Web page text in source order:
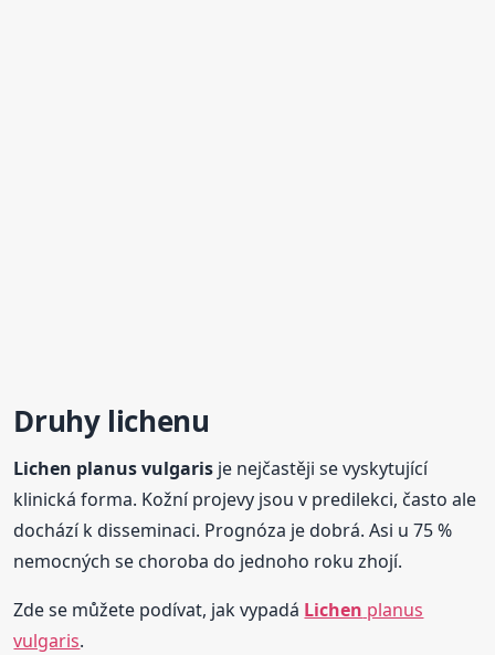
Druhy lichenu
Lichen planus vulgaris je nejčastěji se vyskytující
klinická forma. Kožní projevy jsou v predilekci, často ale
dochází k disseminaci. Prognóza je dobrá. Asi u 75 %
nemocných se choroba do jednoho roku zhojí.
Zde se můžete podívat, jak vypadá Lichen planus
vulgaris.